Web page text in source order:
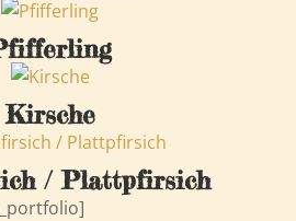
Kirsche
/ Plattpfirsich